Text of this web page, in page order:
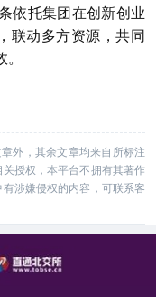
依托集团在创新创业
联动多方资源，共同
外，其余文章均来自所标注
授权，本平台不拥有其著作
涉嫌侵权的内容，可联系客